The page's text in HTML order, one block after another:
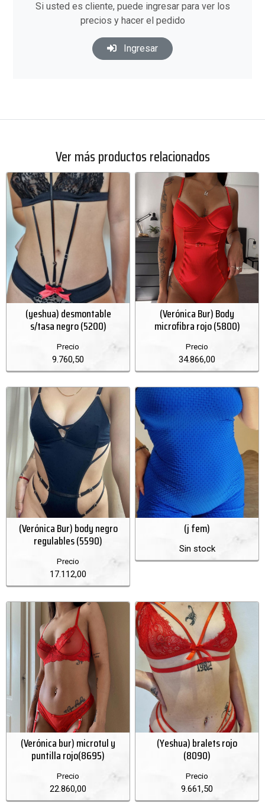
Si usted es cliente, puede ingresar para ver los
precios y hacer el pedido
Ingresar
Ver más productos relacionados
(yeshua) desmontable
s/tasa negro (5200)
Precio
9.760,50
(Verónica Bur) Body
microfibra rojo (5800)
Precio
34.866,00
(Verónica Bur) body negro
regulables (5590)
Precio
17.112,00
(j fem)
Sin stock
(Verónica bur) microtul y
puntilla rojo(8695)
Precio
22.860,00
(Yeshua) bralets rojo
(8090)
Precio
9.661,50